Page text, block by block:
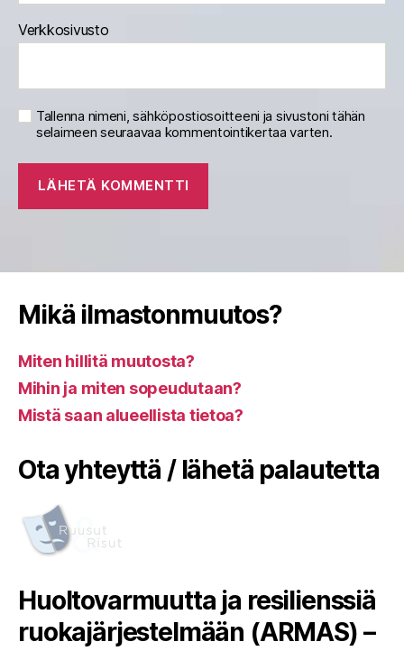
Verkkosivusto
Tallenna nimeni, sähköpostiosoitteeni ja sivustoni tähän
selaimeen seuraavaa kommentointikertaa varten.
Mikä ilmastonmuutos?
Miten hillitä muutosta?
Mihin ja miten sopeudutaan?
Mistä saan alueellista tietoa?
Ota yhteyttä / lähetä palautetta
Huoltovarmuutta ja resilienssiä
ruokajärjestelmään (ARMAS) –